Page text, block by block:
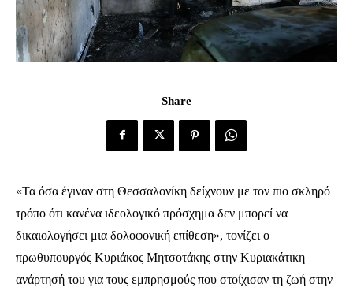
Share
«Τα όσα έγιναν στη Θεσσαλονίκη δείχνουν με τον πιο σκληρό
τρόπο ότι κανένα ιδεολογικό πρόσχημα δεν μπορεί να
δικαιολογήσει μια δολοφονική επίθεση», τονίζει ο
πρωθυπουργός Κυριάκος Μητσοτάκης στην Κυριακάτικη
ανάρτησή του για τους εμπρησμούς που στοίχισαν τη ζωή στην